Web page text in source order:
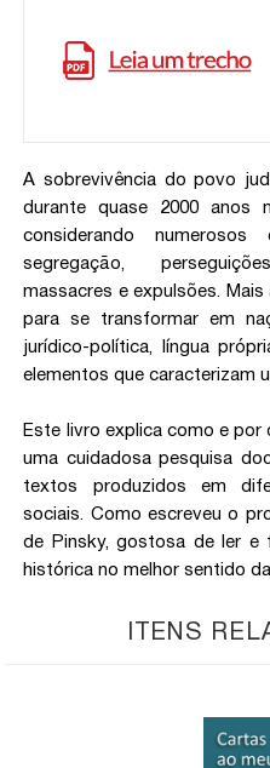
A sobrevivência do povo
durante quase 2000 anos
considerando numerosos
segregação,
massacres e expulsões.
para se transformar em
jurídico-política, língua
elementos que caracterizam
Este livro explica como e por
uma cuidadosa pesquisa
textos produzidos em
sociais. Como escreveu o
de Pinsky, gostosa de ler e
histórica no melhor sentido
ITENS